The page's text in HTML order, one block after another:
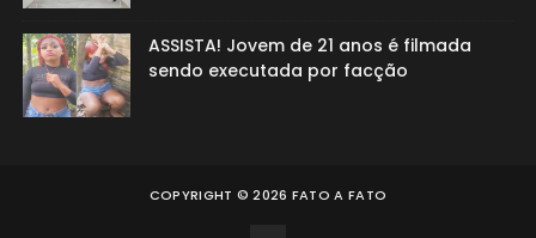
ASSISTA! Jovem de 21 anos é filmada
sendo executada por facção
COPYRIGHT ©2026 FATO A FATO